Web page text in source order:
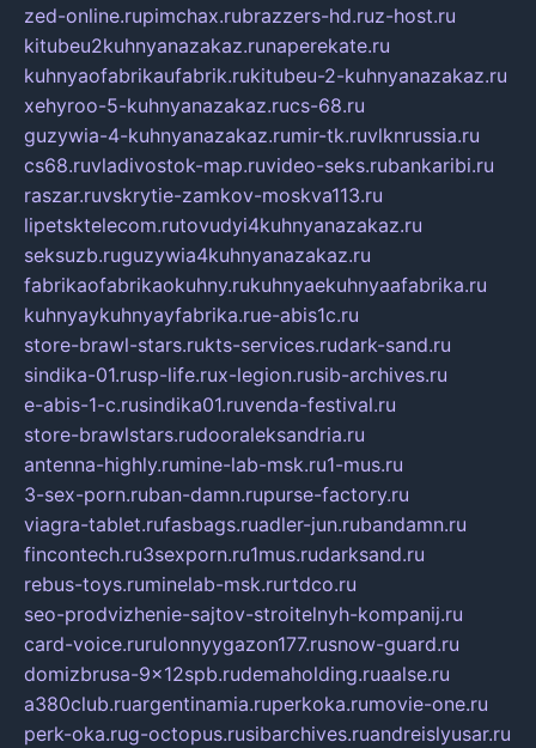
zed-online.rupimchax.rubrazzers-hd.ruz-host.ru
kitubeu2kuhnyanazakaz.runaperekate.ru
kuhnyaofabrikaufabrik.rukitubeu-2-kuhnyanazakaz.ru
xehyroo-5-kuhnyanazakaz.rucs-68.ru
guzywia-4-kuhnyanazakaz.rumir-tk.ruvlknrussia.ru
cs68.ruvladivostok-map.ruvideo-seks.rubankaribi.ru
raszar.ruvskrytie-zamkov-moskva113.ru
lipetsktelecom.rutovudyi4kuhnyanazakaz.ru
seksuzb.ruguzywia4kuhnyanazakaz.ru
fabrikaofabrikaokuhny.rukuhnyaekuhnyaafabrika.ru
kuhnyaykuhnyayfabrika.rue-abis1c.ru
store-brawl-stars.rukts-services.rudark-sand.ru
sindika-01.rusp-life.rux-legion.rusib-archives.ru
e-abis-1-c.rusindika01.ruvenda-festival.ru
store-brawlstars.rudooraleksandria.ru
antenna-highly.rumine-lab-msk.ru1-mus.ru
3-sex-porn.ruban-damn.rupurse-factory.ru
viagra-tablet.rufasbags.ruadler-jun.rubandamn.ru
fincontech.ru3sexporn.ru1mus.rudarksand.ru
rebus-toys.ruminelab-msk.rurtdco.ru
seo-prodvizhenie-sajtov-stroitelnyh-kompanij.ru
card-voice.rurulonnyygazon177.rusnow-guard.ru
domizbrusa-9x12spb.rudemaholding.ruaalse.ru
a380club.ruargentinamia.ruperkoka.rumovie-one.ru
perk-oka.rug-octopus.rusibarchives.ruandreislyusar.ru